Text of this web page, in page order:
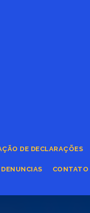
DE DECLARAÇÕES
CONTATO